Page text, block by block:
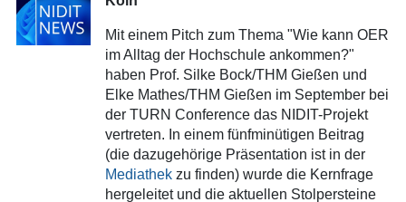
Mit einem Pitch zum Thema "Wie kann OER
im Alltag der Hochschule ankommen?"
haben Prof. Silke Bock/THM Gießen und
Elke Mathes/THM Gießen im September bei
der TURN Conference das NIDIT-Projekt
vertreten. In einem fünfminütigen Beitrag
(die dazugehörige Präsentation ist in der
Mediathekzu finden) wurde die Kernfrage
hergeleitet und die aktuellen Stolpersteine